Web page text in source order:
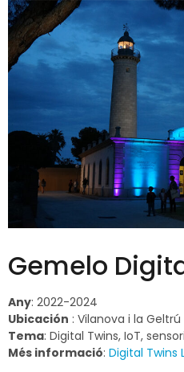
Gemelo
Any: 2022-2024
Ubicación : Vilanova i la Geltrú
Tema: Digital Twins, IoT,
Més informació: Digital Twins